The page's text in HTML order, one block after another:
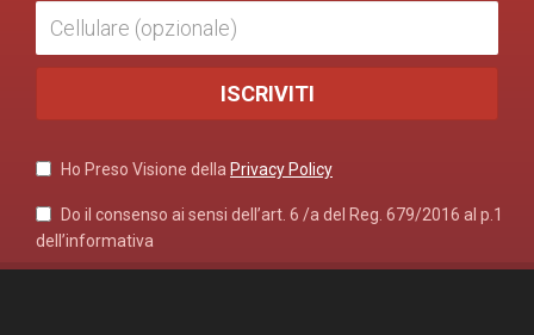
Ho Preso Visione della Privacy Policy
Do il consenso ai sensi dell’art. 6 /a del Reg. 679/2016 al p.1
dell’informativa